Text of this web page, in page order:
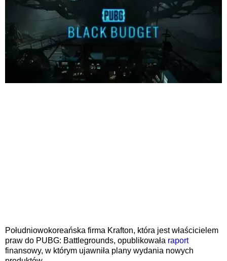
Południowokoreańska firma Krafton, która jest właścicielem
praw do PUBG: Battlegrounds, opublikowała raport
finansowy, w którym ujawniła plany wydania nowych